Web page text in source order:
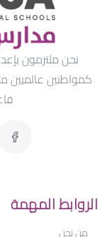
نحن ملتزمون
كمواطنين
الروابط المهمة
من نحن